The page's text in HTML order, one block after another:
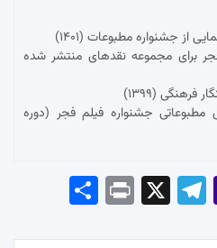
از جشنواره مطبوعات (۱۴۰۱)
برای مجموعه نقدهای منتشر شده
فرهنگی (۱۳۹۹)
جشنواره فیلم فجر (دوره
Yah
Tel
Pri